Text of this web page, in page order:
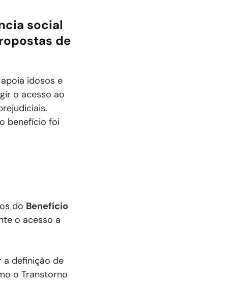
social
de
idosos e
o acesso ao
benefício foi
do Benefício
o acesso a
a definição de
o Transtorno